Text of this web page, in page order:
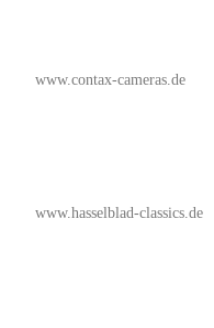
www.contax-cameras.de
www.hasselblad-classics.de